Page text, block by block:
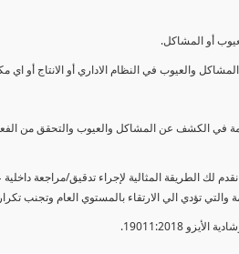
أو المشاكل.
والعيوب في النظام الاداري أو الانتاج أو اي
في الكشف عن المشاكل والعيوب والتحقق من
لك الطريقة المثالية لإجراء تدقيق/مراجعة
تؤدي الي الارتقاء بالمستوي العام وتجنب
19011:2018.